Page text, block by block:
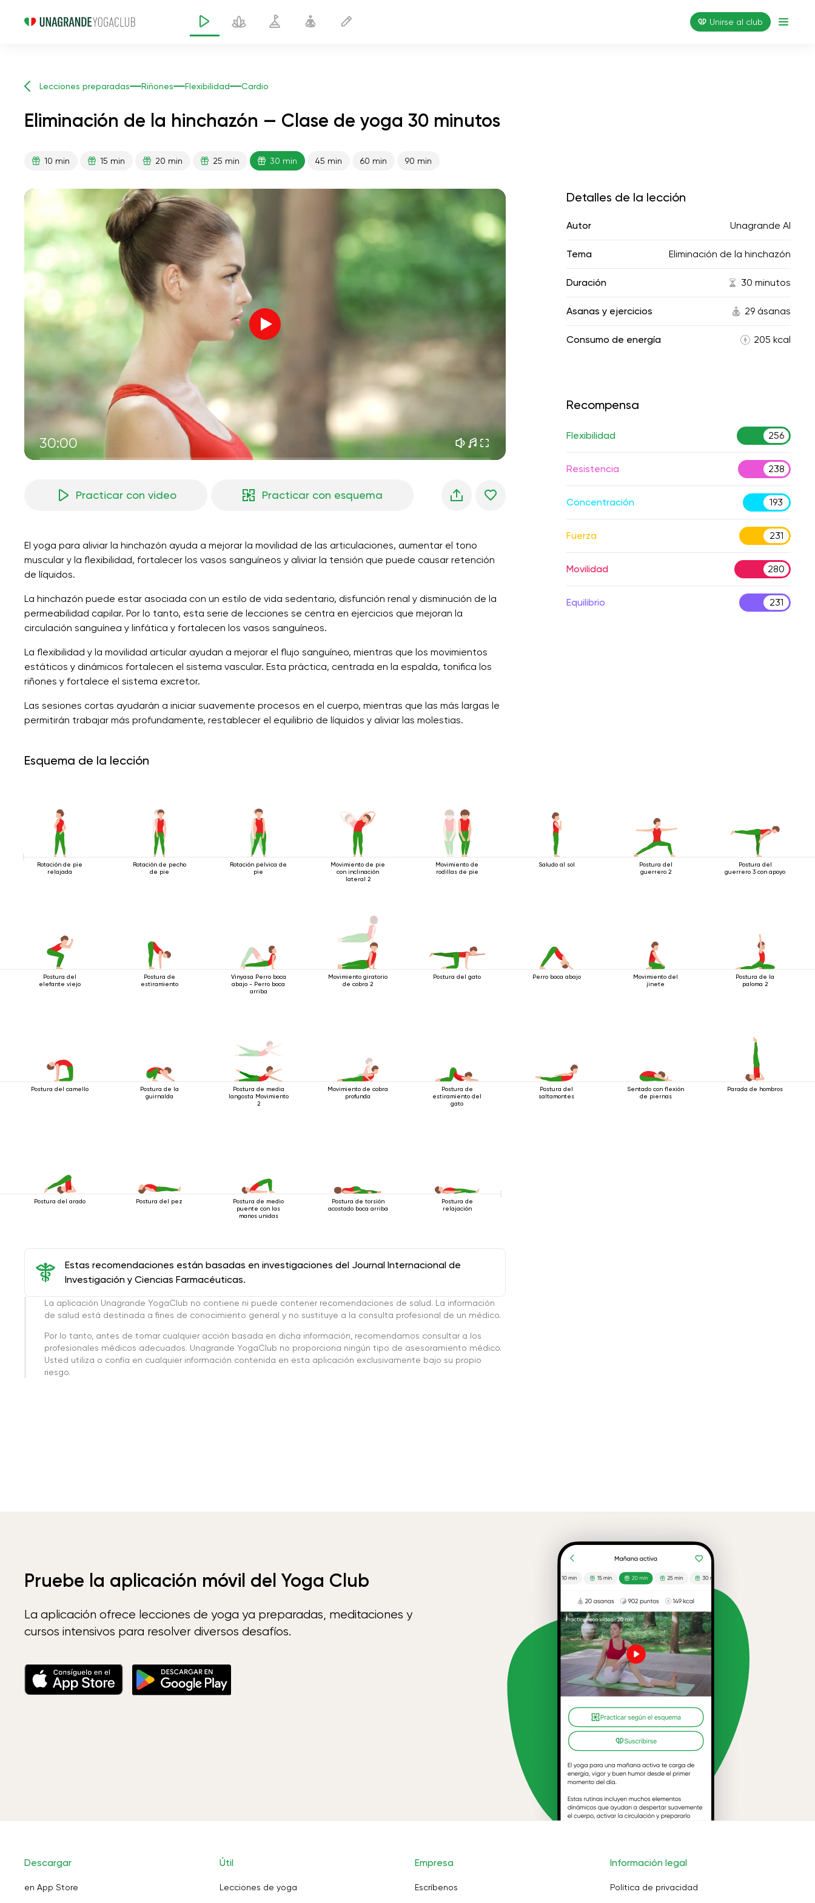
Unirse al club
Lecciones preparadas Riñones Flexibilidad Cardio
Eliminación de la hinchazón — Clase de yoga 30 minutos
10 min 15 min 20 min 25 min 30 min 45 min 60 min 90 min
30:00
Voz del instructor
sueños matutinos
02:00
silencio de montaña
la voz del viento
bosque de primavera 02:00
Practicar con video Practicar con esquema
El yoga para aliviar la hinchazón ayuda a mejorar la movilidad de las articulaciones, aumentar el tono
muscular y la flexibilidad, fortalecer los vasos sanguíneos y aliviar la tensión que puede causar retención
de líquidos.
La hinchazón puede estar asociada con un estilo de vida sedentario, disfunción renal y disminución de la
permeabilidad capilar. Por lo tanto, esta serie de lecciones se centra en ejercicios que mejoran la
circulación sanguínea y linfática y fortalecen los vasos sanguíneos.
La flexibilidad y la movilidad articular ayudan a mejorar el flujo sanguíneo, mientras que los movimientos
estáticos y dinámicos fortalecen el sistema vascular. Esta práctica, centrada en la espalda, tonifica los
riñones y fortalece el sistema excretor.
Las sesiones cortas ayudarán a iniciar suavemente procesos en el cuerpo, mientras que las más largas le
permitirán trabajar más profundamente, restablecer el equilibrio de líquidos y aliviar las molestias.
Detalles de la lección
Autor Unagrande AI
Tema Eliminación de la hinchazón
Duración 30 minutos
Asanas y ejercicios 29 ásanas
Consumo de energía 205 kcal
Recompensa
Flexibilidad 256
Resistencia 238
Concentración 193
Fuerza 231
Movilidad 280
Equilibrio 231
Esquema de la lección
Rotación de pie
relajada
Rotación de pecho
de pie
Rotación pélvica de
pie
Movimiento de pie
con inclinación
lateral 2
Movimiento de
rodillas de pie
Saludo al sol
Postura del
guerrero 2
Postura del
guerrero 3 con apoyo
Postura del
elefante viejo
Postura de
estiramiento
Vinyasa Perro boca
abajo - Perro boca
arriba
Movimiento giratorio
de cobra 2
Postura del gato Perro boca abajo
Movimiento del
jinete
Postura de la
paloma 2
Postura del camello
Postura de la
guirnalda
Postura de media
langosta Movimiento
2
Movimiento de cobra
profunda
Postura de
estiramiento del
gato
Postura del
saltamontes
Sentado con flexión
de piernas
Parada de hombros
Postura del arado Postura del pez
Postura de medio
puente con las
manos unidas
Postura de torsión
acostado boca arriba
Postura de
relajación
Estas recomendaciones están basadas en investigaciones del Journal Internacional de
Investigación y Ciencias Farmacéuticas.
La aplicación Unagrande YogaClub no contiene ni puede contener recomendaciones de salud. La información
de salud está destinada a fines de conocimiento general y no sustituye a la consulta profesional de un médico.
Por lo tanto, antes de tomar cualquier acción basada en dicha información, recomendamos consultar a los
profesionales médicos adecuados. Unagrande YogaClub no proporciona ningún tipo de asesoramiento médico.
Usted utiliza o confía en cualquier información contenida en esta aplicación exclusivamente bajo su propio
riesgo.
Pruebe la aplicación móvil del Yoga Club
La aplicación ofrece lecciones de yoga ya preparadas, meditaciones y
cursos intensivos para resolver diversos desafíos.
Descargar
en App Store
Útil
Lecciones de yoga
Empresa
Escríbenos
Información legal
Política de privacidad